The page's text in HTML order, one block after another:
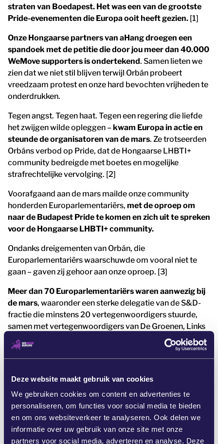
Deze website maakt gebruik van cookies
We gebruiken cookies om content en advertenties te
personaliseren, om functies voor social media te bieden
en om ons websiteverkeer te analyseren. Ook delen we
informatie over uw gebruik van onze site met onze
partners voor social media, adverteren en analyse. Deze
straten van Boedapest. Het was een van de grootste
Pride-evenementen die Europa ooit heeft gezien. [1]
Onze Hongaarse partners van aHang droegen een
spandoek met de petitie die door jou meer dan 40.000
WeMove supporters is ondertekend. Samen lieten we
zien dat we niet stil blijven terwijl Orbán probeert
vreedzaam protest en onze hard bevochten vrijheden te
onderdrukken.
Tegen angst. Tegen haat. Tegen een regering die liefde
het zwijgen wilde opleggen – kwam Europa in actie en
steunde de organisatoren van de mars. Ze trotseerden
Orbáns verbod op Pride, dat de Hongaarse LHBTI+
community bedreigde met boetes en mogelijke
strafrechtelijke vervolging. [2]
Voorafgaand aan de mars mailde onze community
honderden Europarlementariërs, met de oproep om
naar de Budapest Pride te komen en zich uit te spreken
voor de Hongaarse LHBTI+ community.
Ondanks dreigementen van Orbán, die
Europarlementariërs waarschuwde om vooral niet te
gaan – gaven zij gehoor aan onze oproep. [3]
Meer dan 70 Europarlementariërs waren aanwezig bij
de mars, waaronder een sterke delegatie van de S&D-
fractie die minstens 20 vertegenwoordigers stuurde,
samen met vertegenwoordigers van De Groenen, Links
en de EVP. [4]
Samen zorgden we ervoor dat onze stemmen niet
anti-LGBTQ+-wetten toeneemt, blijven wij eisen dat
Europarlementariërs zich blijven uitspreken en dat de
Europese Commissie haar woorden omzet in daden.